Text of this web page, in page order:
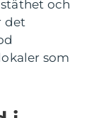
och
det
som